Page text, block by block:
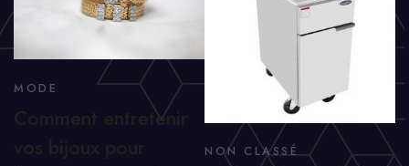
MODE
Comment entretenir
NON CLASSÉ